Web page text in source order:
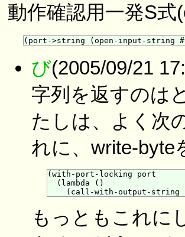
動作確認用一発S式
び(2005/09/21
字列を返すのは
たしは、よく次
れに、write-byte
(with-port-locking port
  (lambda ()
もっともこれに